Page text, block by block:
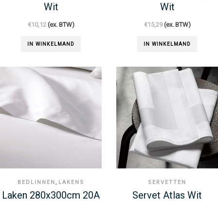
Wit
€10,12(ex. BTW)
IN WINKELMAND
Wit
€15,29(ex. BTW)
IN WINKELMAND
BEDLINNEN LAKENS
Laken 280x300cm 20A
SERVETTEN
Servet Atlas Wit